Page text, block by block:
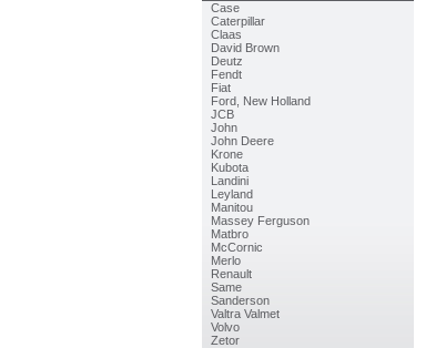
Case
Caterpillar
Claas
David Brown
Deutz
Fendt
Fiat
Ford, New Holland
JCB
John
John Deere
Krone
Kubota
Landini
Leyland
Manitou
Massey Ferguson
Matbro
McCornic
Merlo
Renault
Same
Sanderson
Valtra Valmet
Volvo
Zetor